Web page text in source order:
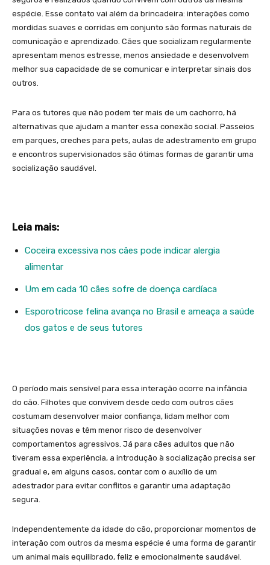
espécie. Esse contato vai além da brincadeira: interações como
mordidas suaves e corridas em conjunto são formas naturais de
comunicação e aprendizado. Cães que socializam regularmente
apresentam menos estresse, menos ansiedade e desenvolvem
melhor sua capacidade de se comunicar e interpretar sinais dos
outros.
Para os tutores que não podem ter mais de um cachorro, há
alternativas que ajudam a manter essa conexão social. Passeios
em parques, creches para pets, aulas de adestramento em grupo
e encontros supervisionados são ótimas formas de garantir uma
socialização saudável.
Leia mais:
Coceira excessiva nos cães pode indicar alergia
alimentar
Um em cada 10 cães sofre de doença cardíaca
Esporotricose felina avança no Brasil e ameaça a saúde
dos gatos e de seus tutores
O período mais sensível para essa interação ocorre na infância
do cão. Filhotes que convivem desde cedo com outros cães
costumam desenvolver maior confiança, lidam melhor com
situações novas e têm menor risco de desenvolver
comportamentos agressivos. Já para cães adultos que não
tiveram essa experiência, a introdução à socialização precisa ser
gradual e, em alguns casos, contar com o auxílio de um
adestrador para evitar conflitos e garantir uma adaptação
segura.
Independentemente da idade do cão, proporcionar momentos de
interação com outros da mesma espécie é uma forma de garantir
um animal mais equilibrado, feliz e emocionalmente saudável.